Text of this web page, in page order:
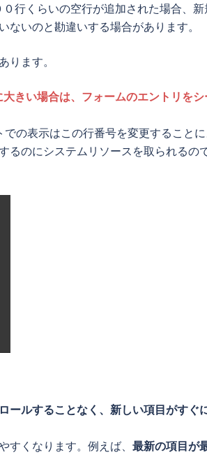
行くらいの空行が追加された場合、
いのと勘違いする場合があります。
ります。
きい場合は、フォームのエントリを
の表示はこの行番号を変更することに
るのにシステムリソースを取られるの
ールすることなく、新しい項目がすぐ
すくなります。例えば、 最新の項目が